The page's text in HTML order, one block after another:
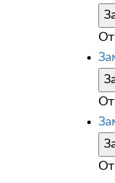
От
От
От